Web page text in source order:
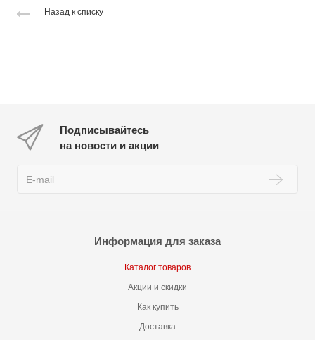
Назад к списку
Подписывайтесь
на новости и акции
Информация для заказа
Каталог товаров
Акции и скидки
Как купить
Доставка